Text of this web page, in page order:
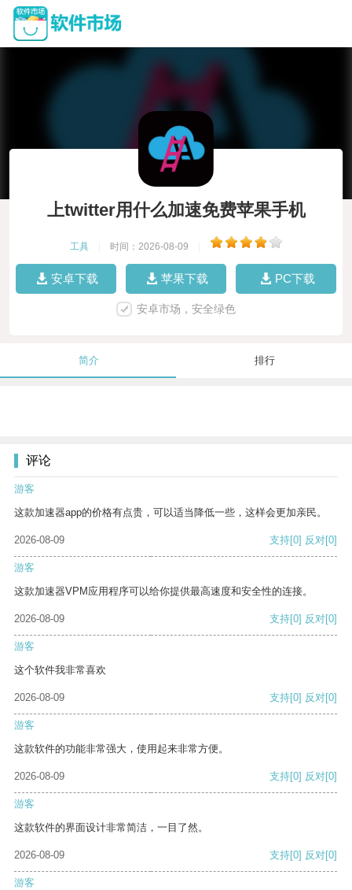
上twitter用什么加速免费苹果手机
工具 时间：2026-08-09
安卓下载 苹果下载 PC下载
安卓市场，安全绿色
简介 排行
评论
游客
这款加速器app的价格有点贵，可以适当降低一些，这样会更加亲民。
2026-08-09 支持[0] 反对[0]
游客
这款加速器VPM应用程序可以给你提供最高速度和安全性的连接。
2026-08-09 支持[0] 反对[0]
游客
这个软件我非常喜欢
2026-08-09 支持[0] 反对[0]
游客
这款软件的功能非常强大，使用起来非常方便。
2026-08-09 支持[0] 反对[0]
游客
这款软件的界面设计非常简洁，一目了然。
2026-08-09 支持[0] 反对[0]
游客